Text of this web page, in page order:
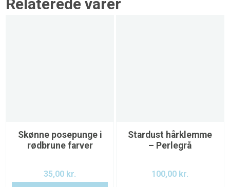
Relaterede varer
Skønne posepunge i
rødbrune farver
35,00 kr.
Stardust hårklemme
– Perlegrå
100,00 kr.